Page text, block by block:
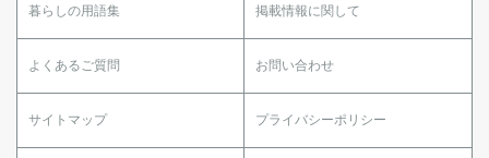
暮らしの用語集 掲載情報に関して
よくあるご質問 お問い合わせ
サイトマップ プライバシーポリシー